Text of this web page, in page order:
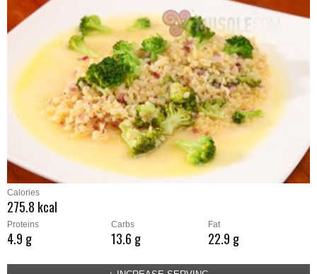
Calories
275.8 kcal
Proteins
4.9 g
Carbs
13.6 g
Fat
22.9 g